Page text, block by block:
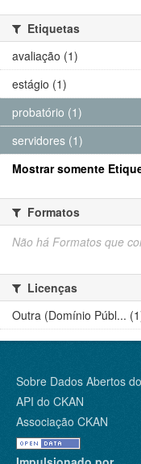
Etiquetas
avaliação (1)
estágio (1)
probatório (1)
servidores (1)
Mostrar somente
Formatos
Não há Formatos que
Licenças
Outra (Domínio Públ...
Sobre Dados Abertos
API do CKAN
Associação CKAN